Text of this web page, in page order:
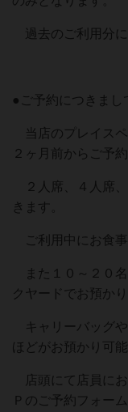
過去のご利用分に
●ご予約につきまし
当店のプレイス
２ヶ月前からご予
２人席、４人席、
きます。
ご利用中にお食事
また１０～２０名
クヤードでお預かり
キャリーバッグや
ほどがお預かり可能
店頭にて店員にお
Ｐのご予約フォー